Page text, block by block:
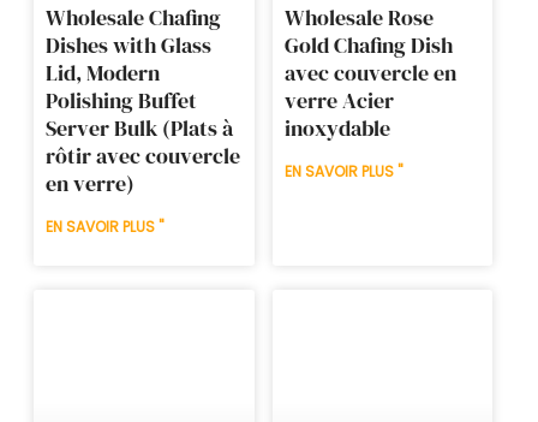
Wholesale Chafing
Dishes with Glass
Lid, Modern
Polishing Buffet
Server Bulk (Plats à
rôtir avec couvercle
en verre)
EN SAVOIR PLUS "
Wholesale Rose
Gold Chafing Dish
avec couvercle en
verre Acier
inoxydable
EN SAVOIR PLUS "